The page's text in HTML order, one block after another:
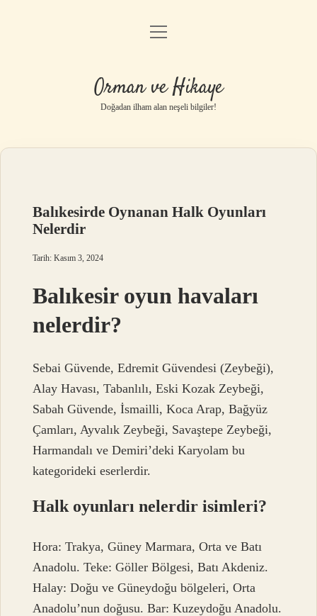
Anasayfa
Yasal Uyarı
menüyü
Orman ve Hikaye
Doğadan ilham alan neşeli bilgiler!
Balıkesirde Oynanan Halk Oyunları
Nelerdir
Tarih: Kasım 3, 2024
Balıkesir oyun havaları
nelerdir?
Sebai Güvende, Edremit Güvendesi (Zeybeği),
Alay Havası, Tabanlılı, Eski Kozak Zeybeği,
Sabah Güvende, İsmailli, Koca Arap, Bağyüz
Çamları, Ayvalık Zeybeği, Savaştepe Zeybeği,
Harmandalı ve Demiri’deki Karyolam bu
kategorideki eserlerdir.
Halk oyunları nelerdir isimleri?
Hora: Trakya, Güney Marmara, Orta ve Batı
Anadolu. Teke: Göller Bölgesi, Batı Akdeniz.
Halay: Doğu ve Güneydoğu bölgeleri, Orta
Anadolu’nun doğusu. Bar: Kuzeydoğu Anadolu.